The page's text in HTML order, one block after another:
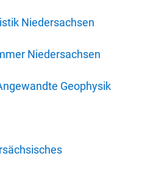
Niedersachsen
Niedersachsen
Geophysik